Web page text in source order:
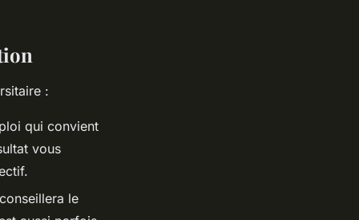
:
qui convient
vous
le